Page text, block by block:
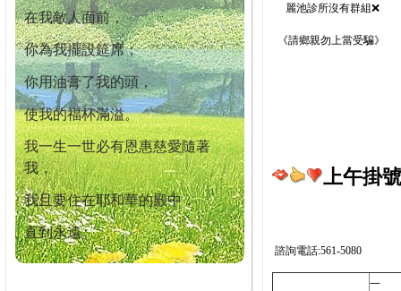
在我敵人面前，
你為我擺設筵席；
你用油膏了我的頭，
使我的福杯滿溢。
我一生一世必有恩惠慈愛隨著
我，
我且要住在耶和華的殿中，
直到永遠。
麗池診所沒有群組❌
《請鄉親勿上當受騙》
上午掛
諮詢電話:561-5080
一